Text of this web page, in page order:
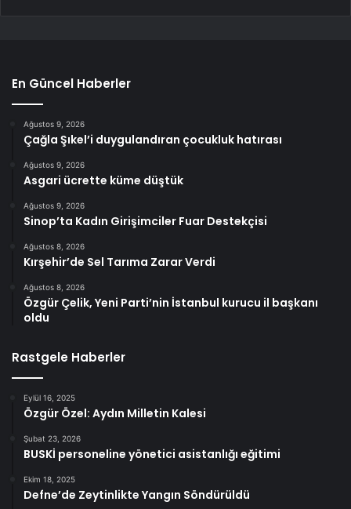
En Güncel Haberler
Ağustos 9, 2026
Çağla Şıkel’i duygulandıran çocukluk hatırası
Ağustos 9, 2026
Asgari ücrette küme düştük
Ağustos 9, 2026
Sinop’ta Kadın Girişimciler Fuar Destekçisi
Ağustos 8, 2026
Kırşehir’de Sel Tarıma Zarar Verdi
Ağustos 8, 2026
Özgür Çelik, Yeni Parti’nin İstanbul kurucu il başkanı
oldu
Rastgele Haberler
Eylül 16, 2025
Özgür Özel: Aydın Milletin Kalesi
Şubat 23, 2026
BUSKİ personeline yönetici asistanlığı eğitimi
Ekim 18, 2025
Defne’de Zeytinlikte Yangın Söndürüldü